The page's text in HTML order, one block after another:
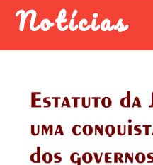
Notícias